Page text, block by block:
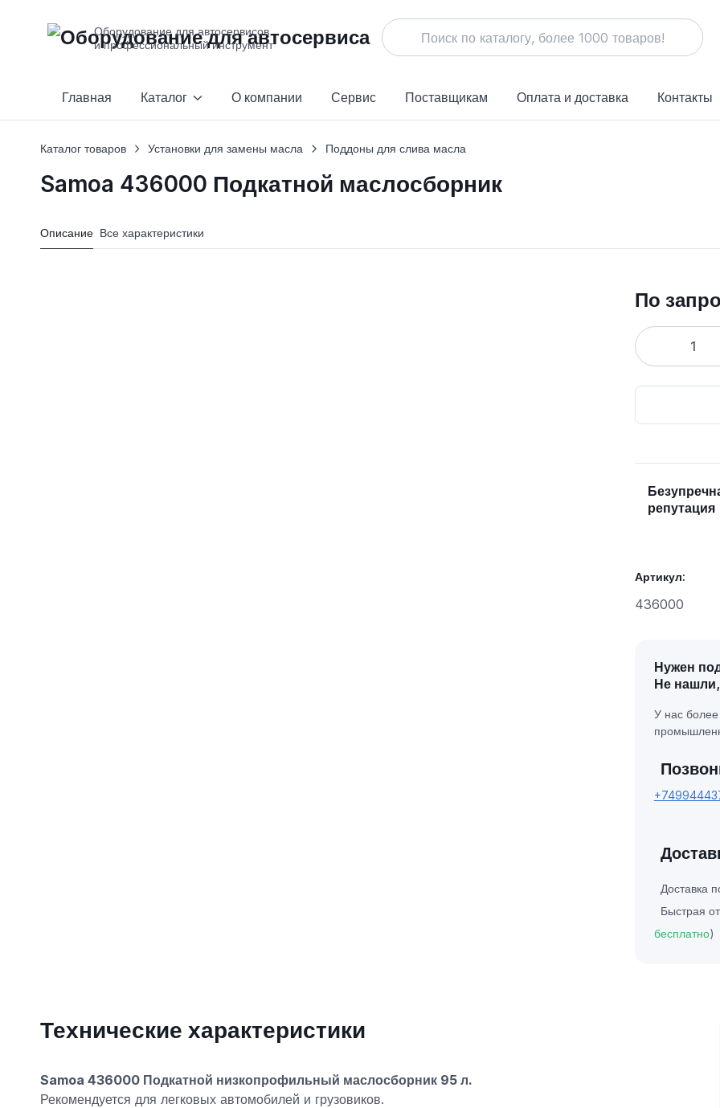
Оборудование для автосервисов
и профессиональный инструмент
Главная Каталог О компании Сервис Поставщикам Оплата и доставка Контакты
Каталог товаров Установки для замены масла Поддоны для слива масла
Samoa 436000 Подкатной маслосборник
Описание Все характеристики
По
репутация
Артикул:
436000
Нужен
Не нашли,
У нас более
Доставка
Быстрая
бесплатно)
Технические характеристики
Samoa 436000 Подкатной низкопрофильный маслосборник 95 л.
Рекомендуется для легковых автомобилей и грузовиков.